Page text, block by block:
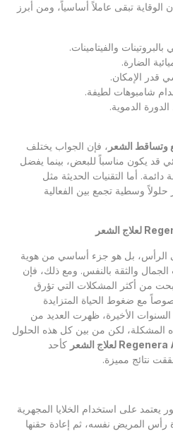
تبقى عاملاً أساسياً، ومن أبرز
والفيتامينات.
الضارة.
قدر الإمكان.
شامبوهات لطيفة.
الدموية.
وتساقط الشعر ، فإن الجواب يختلف
قد يكون مناسباً للبعض، بينما يفضل
أما التقنيات الحديثة مثل
حلولاً وسطية تجمع بين الفعالية
لعلاج الشعر
الرأس، بل هو جزء أساسي من هوية
والثقة بالنفس. ومع ذلك، فإن
من أكثر المشكلات التي تؤرق
مع ضغوط الحياة المتزايدة
السنوات الأخيرة، ظهرت العديد من
المشكلة، لكن من بين كل هذه الحلول
لعلاج الشعر كأحد
نتائج مميزة.
يعتمد على استخدام الخلايا المجهرية
المريض نفسه، ثم إعادة حقنها